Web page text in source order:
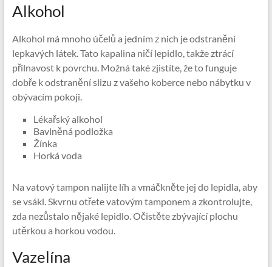
Alkohol
Alkohol má mnoho účelů a jedním z nich je odstranění
lepkavých látek. Tato kapalina ničí lepidlo, takže ztrácí
přilnavost k povrchu. Možná také zjistíte, že to funguje
dobře k odstranění slizu z vašeho koberce nebo nábytku v
obývacím pokoji.
Lékařský alkohol
Bavlněná podložka
Žínka
Horká voda
Na vatový tampon nalijte líh a vmáčkněte jej do lepidla, aby
se vsákl. Skvrnu otřete vatovým tamponem a zkontrolujte,
zda nezůstalo nějaké lepidlo. Očistěte zbývající plochu
utěrkou a horkou vodou.
Vazelína